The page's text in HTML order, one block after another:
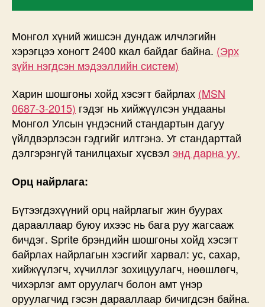
Монгол хүний жишсэн дундаж илчлэгийн
хэрэгцээ хоногт 2400 ккал байдаг байна. (Эрх
зүйн нэгдсэн мэдээллийн систем)
Харин шошгоны хойд хэсэгт байрлах (MSN
0687-3-2015) гэдэг нь хийжүүлсэн ундааны
Монгол Улсын үндэсний стандартын дагуу
үйлдвэрлэсэн гэдгийг илтгэнэ. Уг стандарттай
дэлгэрэнгүй танилцахыг хүсвэл энд дарна уу.
Орц найрлага:
Бүтээгдэхүүний орц найрлагыг жин буурах
дарааллаар буюу ихээс нь бага руу жагсааж
бичдэг. Sprite брэндийн шошгоны хойд хэсэгт
байрлах найрлагын хэсгийг харвал: ус, сахар,
хийжүүлэгч, хүчиллэг зохицуулагч, нөөшлөгч,
чихэрлэг амт оруулагч болон амт үнэр
оруулагчид гэсэн дарааллаар бичигдсэн байна.